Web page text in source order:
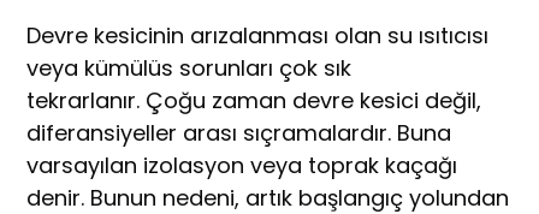
Devre kesicinin arızalanması olan su ısıtıcısı
veya kümülüs sorunları çok sık
tekrarlanır. Çoğu zaman devre kesici değil,
diferansiyeller arası sıçramalardır. Buna
varsayılan izolasyon veya toprak kaçağı
denir. Bunun nedeni, artık başlangıç yolundan